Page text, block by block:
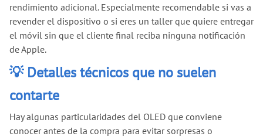
rendimiento adicional. Especialmente recomendable si vas a
revender el dispositivo o si eres un taller que quiere entregar
el móvil sin que el cliente final reciba ninguna notificación
de Apple.
💡 Detalles técnicos que no suelen
contarte
Hay algunas particularidades del OLED que conviene
conocer antes de la compra para evitar sorpresas o